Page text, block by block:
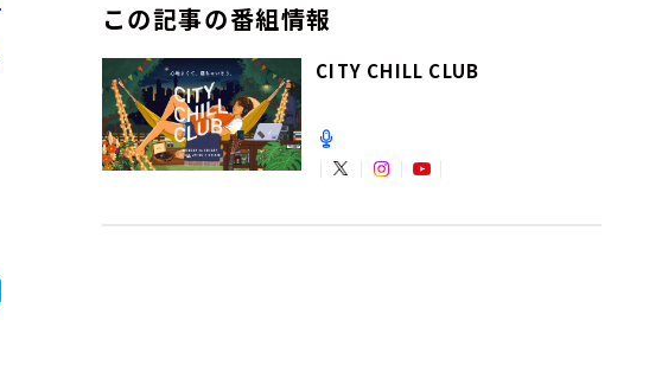
この記事の番組情報
CITY CHILL CLUB